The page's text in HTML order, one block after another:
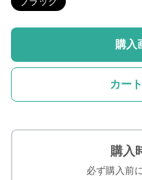
購入
カー
購入
必ず購入前